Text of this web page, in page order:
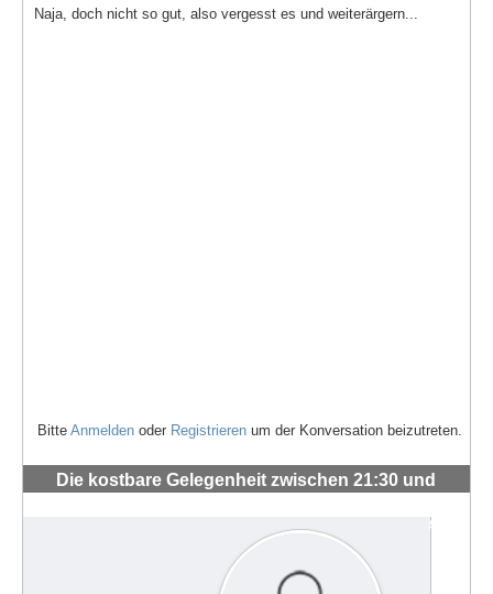
Naja, doch nicht so gut, also vergesst es und weiterärgern...
Bitte Anmelden oder Registrieren um der Konversation beizutreten.
Die kostbare Gelegenheit zwischen 21:30 und
#599